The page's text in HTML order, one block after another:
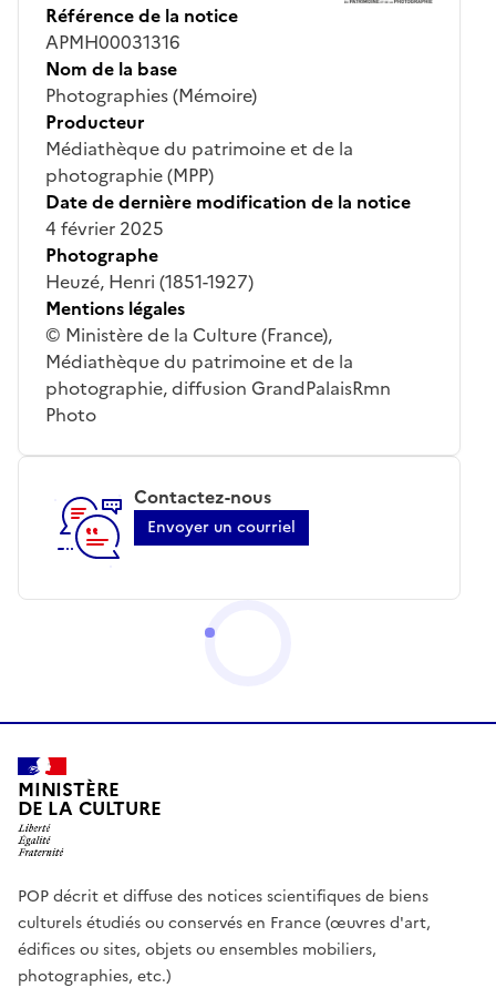
Référence de la notice
APMH00031316
Nom de la base
Photographies (Mémoire)
Producteur
Médiathèque du patrimoine et de la
photographie (MPP)
Date de dernière modification de la notice
4 février 2025
Photographe
Heuzé, Henri (1851-1927)
Mentions légales
© Ministère de la Culture (France),
Médiathèque du patrimoine et de la
photographie, diffusion GrandPalaisRmn
Photo
Contactez-nous
Envoyer un courriel
MINISTÈRE
DE LA CULTURE
POP décrit et diffuse des notices scientifiques de biens
culturels étudiés ou conservés en France (œuvres d'art,
édifices ou sites, objets ou ensembles mobiliers,
photographies, etc.)